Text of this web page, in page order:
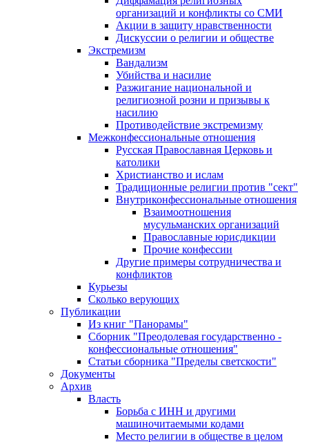
организаций и конфликты со СМИ
Акции в защиту нравственности
Дискуссии о религии и обществе
Экстремизм
Вандализм
Убийства и насилие
Разжигание национальной и
религиозной розни и призывы к
насилию
Противодействие экстремизму
Межконфессиональные отношения
Русская Православная Церковь и
католики
Христианство и ислам
Традиционные религии против "сект"
Внутриконфессиональные отношения
Взаимоотношения
мусульманских организаций
Православные юрисдикции
Прочие конфессии
Другие примеры сотрудничества и
конфликтов
Курьезы
Сколько верующих
Публикации
Из книг "Панорамы"
Сборник "Преодолевая государственно -
конфессиональные отношения"
Статьи сборника "Пределы светскости"
Документы
Архив
Власть
Борьба с ИНН и другими
машиночитаемыми кодами
Место религии в обществе в целом